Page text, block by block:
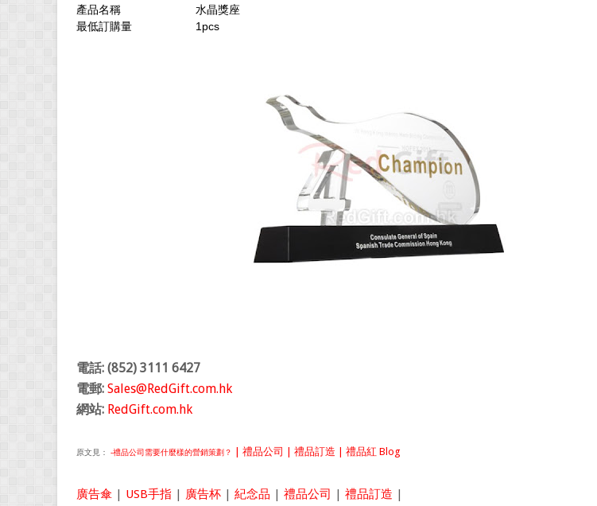
產品名稱
水晶獎座
最低訂購量
1pcs
電話: (852) 3111 6427
電郵: Sales@RedGift.com.hk
網站: RedGift.com.hk
原文見： -禮品公司需要什麼樣的營銷策劃？ | 禮品公司 | 禮品訂造 | 禮品紅 Blog
廣告傘 | USB手指 | 廣告杯 | 紀念品 | 禮品公司 | 禮品訂造 |